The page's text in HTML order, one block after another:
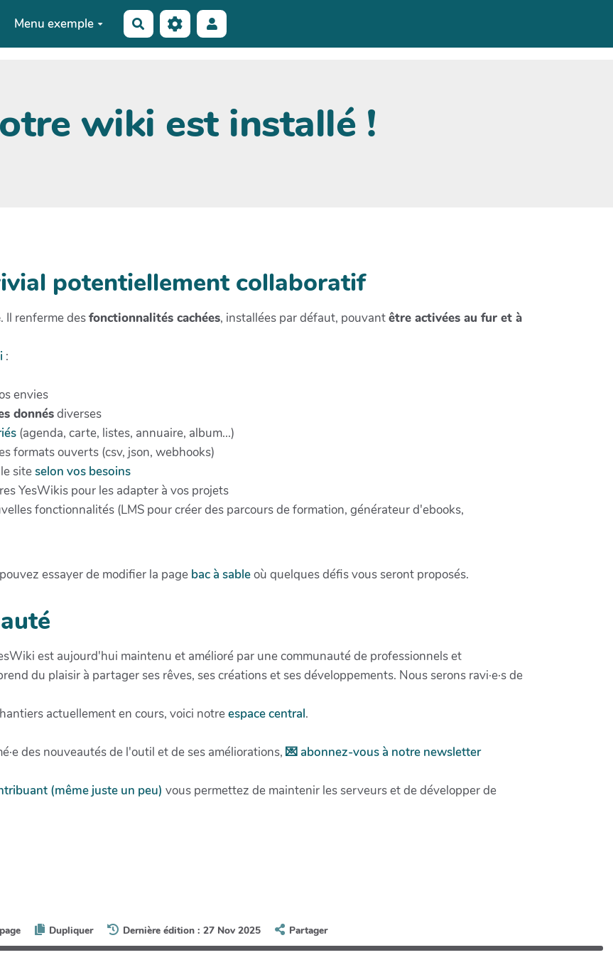
Menu exemple Rechercher
wiki est installé !
potentiellement collaboratif
. Il renferme desfonctionnalités cachées, installées par défaut, pouvantêtre activées au fur et à
:
envies
donnésdiverses
(agenda, carte, listes, annuaire, album...)
formats ouverts (csv, json, webhooks)
siteselon vos besoins
YesWikis pour les adapter à vos projets
fonctionnalités (LMS pour créer des parcours de formation, générateur d'ebooks,
essayer de modifier la page bac à sableoù quelques défis vous seront proposés.
est aujourd'hui maintenu et amélioré par une communauté de professionnels et
du plaisir à partager ses rêves, ses créations et ses développements. Nous serons ravi·e·s de
actuellement en cours, voici notreespace central.
des nouveautés de l'outil et de ses améliorations, 💌 abonnez-vous à notre newsletter
(même juste un peu) vous permettez de maintenir les serveurs et de développer de
Dupliquer Dernière édition : 27 Nov 2025 Partager